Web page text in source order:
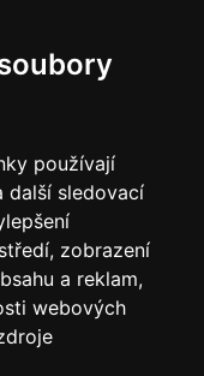
používají
další sledovací
zobrazení
a reklam,
webových